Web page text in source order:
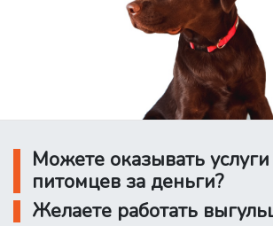
Можете оказывать
питомцев за деньги?
Желаете работать